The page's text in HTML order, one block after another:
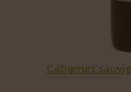
Cabernet